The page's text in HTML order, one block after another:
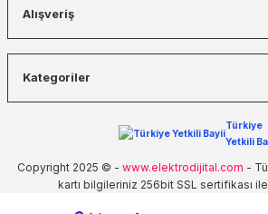
Alışveriş
Kategoriler
Türkiye
Yetkili
Copyright 2025 © - www.elektrodijital.com -
kartı bilgileriniz 256bit SSL sertifikası